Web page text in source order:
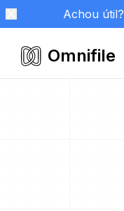
Achou útil?
Omnifile